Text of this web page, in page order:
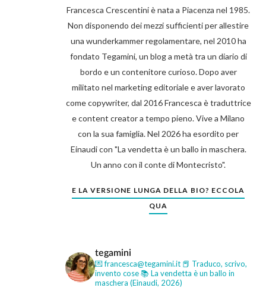
Francesca Crescentini è nata a Piacenza nel 1985.
Non disponendo dei mezzi sufficienti per allestire
una wunderkammer regolamentare, nel 2010 ha
fondato Tegamini, un blog a metà tra un diario di
bordo e un contenitore curioso. Dopo aver
militato nel marketing editoriale e aver lavorato
come copywriter, dal 2016 Francesca è traduttrice
e content creator a tempo pieno. Vive a Milano
con la sua famiglia. Nel 2026 ha esordito per
Einaudi con "La vendetta è un ballo in maschera.
Un anno con il conte di Montecristo".
E LA VERSIONE LUNGA DELLA BIO? ECCOLA
QUA
tegamini
💌 francesca@tegamini.it 📕 Traduco, scrivo,
invento cose📚 La vendetta è un ballo in
maschera (Einaudi, 2026)